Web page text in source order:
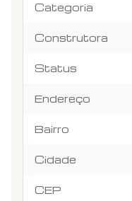
Categoria
Construtora
Status
Endereço
Bairro
Cidade
CEP